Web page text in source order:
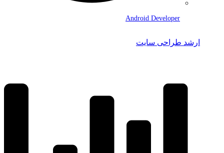
Android Developer
ارشد طراحی سایت